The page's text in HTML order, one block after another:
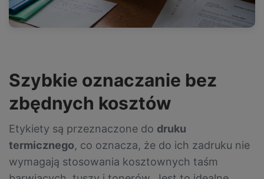
Szybkie oznaczanie bez
zbędnych kosztów
Etykiety są przeznaczone do druku
termicznego, co oznacza, że do ich zadruku nie
wymagają stosowania kosztownych taśm